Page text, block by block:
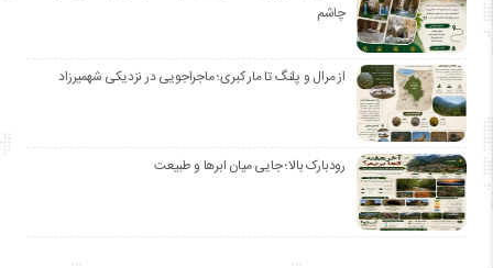
چاشم
از مرال و پلنگ تا مار کبری؛ ماجراجویی در نزدیکی شهمیرزاد
رودبارک بالا؛ جایی میان ابرها و طبیعت